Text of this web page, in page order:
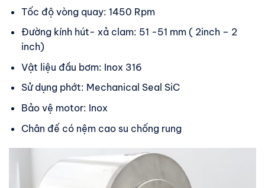
Tốc độ vòng quay: 1450 Rpm
Đường kính hút- xả clam: 51 -51 mm ( 2inch – 2
inch)
Vật liệu đầu bơm: Inox 316
Sử dụng phớt: Mechanical Seal SiC
Bảo vệ motor: Inox
Chân đế có nệm cao su chống rung